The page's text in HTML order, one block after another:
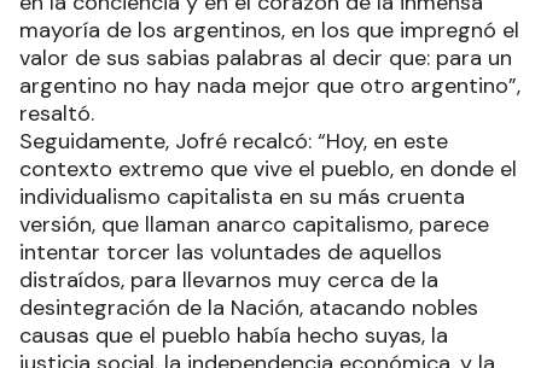
mayoría de los argentinos, en los que impregnó el
valor de sus sabias palabras al decir que: para un
argentino no hay nada mejor que otro argentino”,
resaltó.
Seguidamente, Jofré recalcó: “Hoy, en este
contexto extremo que vive el pueblo, en donde el
individualismo capitalista en su más cruenta
versión, que llaman anarco capitalismo, parece
intentar torcer las voluntades de aquellos
distraídos, para llevarnos muy cerca de la
desintegración de la Nación, atacando nobles
causas que el pueblo había hecho suyas, la